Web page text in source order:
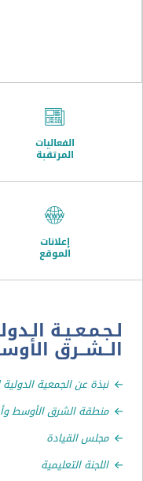
الـدولـيـة
الأوســط
عن الجمعية الدولية للمطاحن
الشرق الأوسط وأفريقيا
القيادة
التعليمية